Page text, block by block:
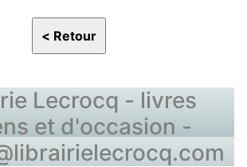
Lecrocq - livres
et d'occasion -